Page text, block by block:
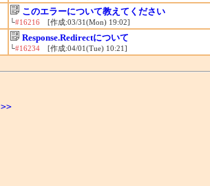
このエラーについて教えてください
└#16216[作成:03/31(Mon) 19:02]
Response.Redirectについて
└#16234[作成:04/01(Tue) 10:21]
>>